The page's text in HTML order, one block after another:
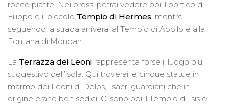
rocce piatte. Nei pressi potrai vedere poi il portico di
Filippo e il piccolo Tempio di Hermes , mentre
seguendo la strada arriverai al Tempio di Apollo e alla
Fontana di Monoan.
La Terrazza dei Leoni rappresenta forse il luogo più
suggestivo dell’isola. Qui troverai le cinque statue in
marmo dei Leoni di Delos, i sacri guardiani che in
origine erano ben sedici. Ci sono poi il Tempio di Isis e